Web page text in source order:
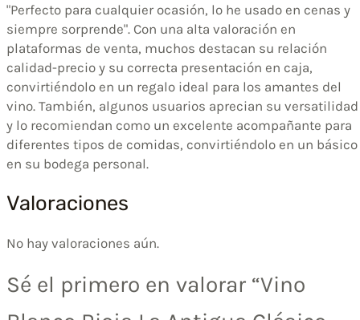
"Perfecto para cualquier ocasión, lo he usado en cenas y
siempre sorprende". Con una alta valoración en
plataformas de venta, muchos destacan su relación
calidad-precio y su correcta presentación en caja,
convirtiéndolo en un regalo ideal para los amantes del
vino. También, algunos usuarios aprecian su versatilidad
y lo recomiendan como un excelente acompañante para
diferentes tipos de comidas, convirtiéndolo en un básico
en su bodega personal.
Valoraciones
No hay valoraciones aún.
Sé el primero en valorar “Vino